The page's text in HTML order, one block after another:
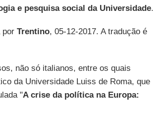
e pesquisa social da Universidade.
por Trentino, 05-12-2017. A tradução é
não só italianos, entre os quais
da Universidade Luiss de Roma, que
"A crise da política na Europa: